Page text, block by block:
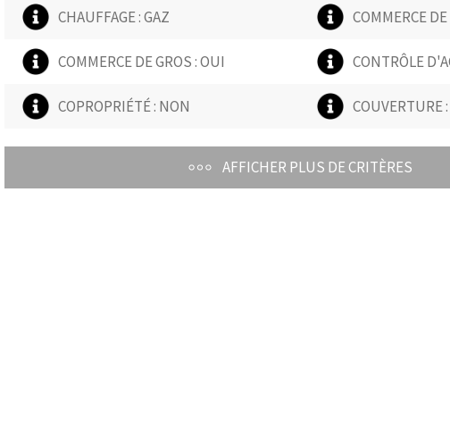
CHAUFFAGE : GAZ COMMERCE
COMMERCE DE GROS : OUI CONTRÔLE
COPROPRIÉTÉ : NON COUVERTURE
AFFICHER PLUS DE CRITÈRES
STOCKAGE